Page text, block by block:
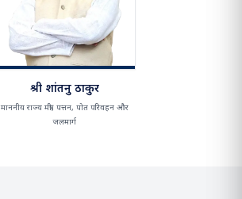
श्री शांतनु ठाकुर
माननीय राज्य मंत्री, पत्तन, पोत परिवहन और
जलमार्ग